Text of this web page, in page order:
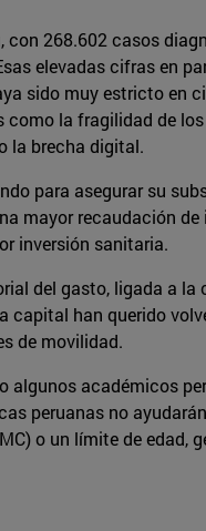
268.602 casos
elevadas cifras en
sido muy estricto en
la fragilidad de
la brecha digital.
para asegurar su
mayor recaudación de
inversión sanitaria.
del gasto, ligada a
capital han querido
de movilidad.
algunos académicos
peruanas no
o un límite de edad,